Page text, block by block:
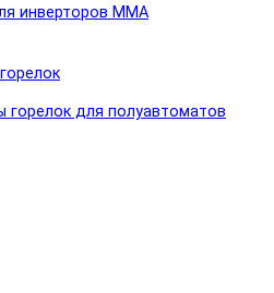
инверторов MMA
горелок для полуавтоматов